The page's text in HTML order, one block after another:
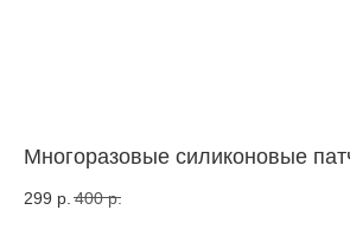
Многоразовые силиконовые
299 р. 400 р.